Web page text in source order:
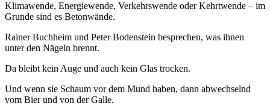
Klimawende, Energiewende, Verkehrswende oder Kehrtwende – im
Grunde sind es Betonwände.
Rainer Buchheim und Peter Bodenstein besprechen, was ihnen
unter den Nägeln brennt.
Da bleibt kein Auge und auch kein Glas trocken.
Und wenn sie Schaum vor dem Mund haben, dann abwechselnd
vom Bier und von der Galle.